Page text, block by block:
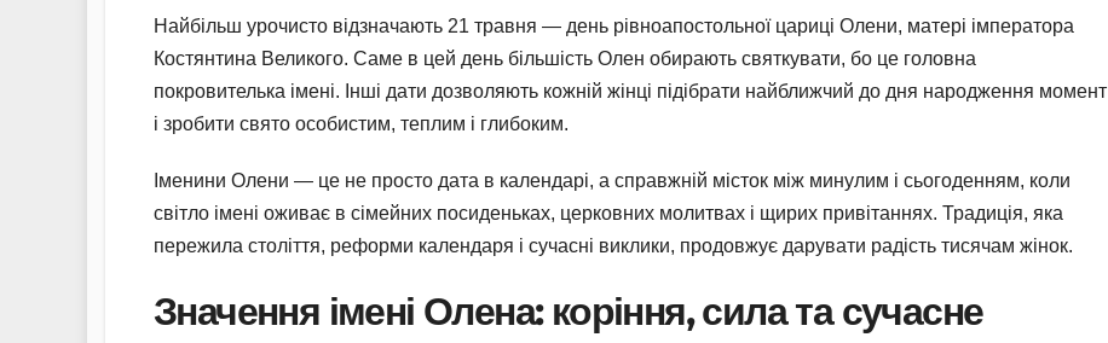
Найбільш урочисто відзначають 21 травня — день рівноапостольної цариці Олени, матері імператора
Костянтина Великого. Саме в цей день більшість Олен обирають святкувати, бо це головна
покровителька імені. Інші дати дозволяють кожній жінці підібрати найближчий до дня народження момент
і зробити свято особистим, теплим і глибоким.
Іменини Олени — це не просто дата в календарі, а справжній місток між минулим і сьогоденням, коли
світло імені оживає в сімейних посиденьках, церковних молитвах і щирих привітаннях. Традиція, яка
пережила століття, реформи календаря і сучасні виклики, продовжує дарувати радість тисячам жінок.
Значення імені Олена: коріння, сила та сучасне